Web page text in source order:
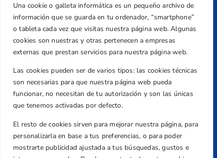
Una cookie o galleta informática es un pequeño archivo de
información que se guarda en tu ordenador, “smartphone”
o tableta cada vez que visitas nuestra página web. Algunas
cookies son nuestras y otras pertenecen a empresas
externas que prestan servicios para nuestra página web.
Las cookies pueden ser de varios tipos: las cookies técnicas
son necesarias para que nuestra página web pueda
funcionar, no necesitan de tu autorización y son las únicas
que tenemos activadas por defecto.
El resto de cookies sirven para mejorar nuestra página, para
personalizarla en base a tus preferencias, o para poder
mostrarte publicidad ajustada a tus búsquedas, gustos e
Dirección
Centre de L´Esport, Carrer d'Isaac Peral i
Caballero, Nº 5, Despachos 2 y 3, 46980,
Valencia
+34 961 367 799
Email
federacion@golfcv.com
Aviso Legal
Política de Privacidad
Transparencia